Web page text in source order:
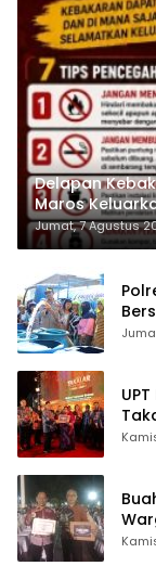
Delapan
Maros
Jumat, 7 Agustus
Air